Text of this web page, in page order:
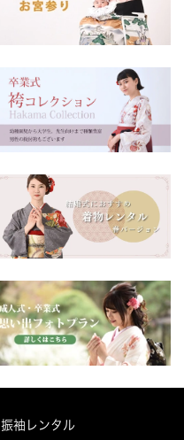
振袖レンタル